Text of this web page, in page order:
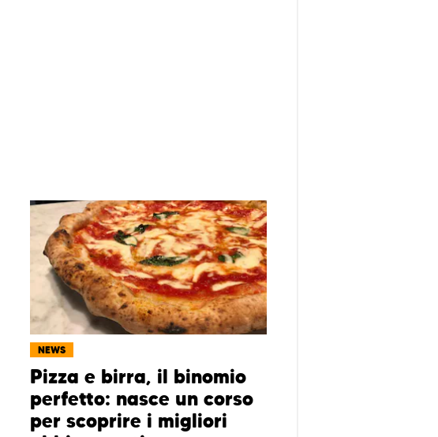
NEWS
Pizza e birra, il binomio
perfetto: nasce un corso
per scoprire i migliori